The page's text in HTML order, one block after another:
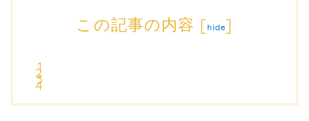
この記事の内容 [hide]